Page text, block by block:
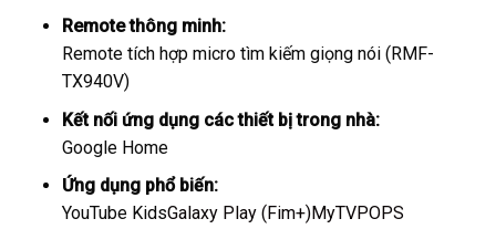
Remote thông minh:
Remote tích hợp micro tìm kiếm giọng nói (RMF-
TX940V)
Kết nối ứng dụng các thiết bị trong nhà:
Google Home
Ứng dụng phổ biến:
YouTube KidsGalaxy Play (Fim+)MyTVPOPS